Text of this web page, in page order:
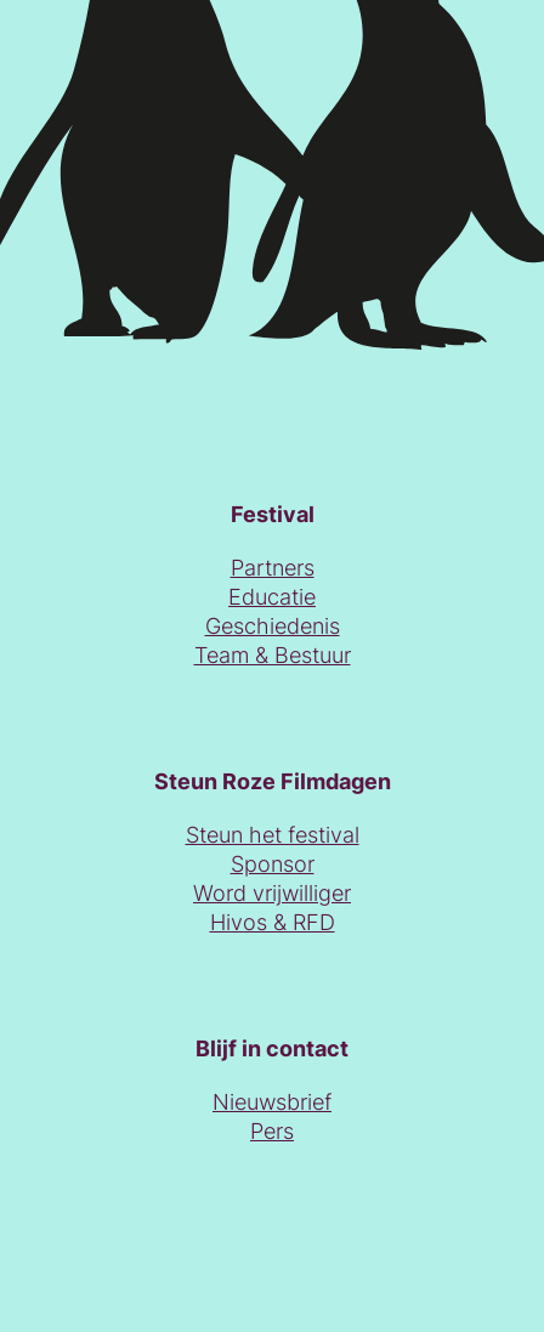
Festival
Partners
Educatie
Geschiedenis
Team & Bestuur
Steun Roze Filmdagen
Steun het festival
Sponsor
Word vrijwilliger
Hivos & RFD
Blijf in contact
Nieuwsbrief
Pers